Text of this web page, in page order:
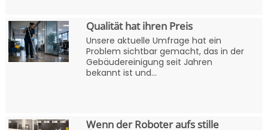
Qualität hat ihren Preis
Unsere aktuelle Umfrage hat ein
Problem sichtbar gemacht, das in der
Gebäudereinigung seit Jahren
bekannt ist und...
Wenn der Roboter aufs stille